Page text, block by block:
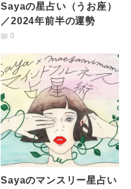
Sayaの星占い（うお座）
／2024年前半の運勢
0
Sayaのマンスリー星占い